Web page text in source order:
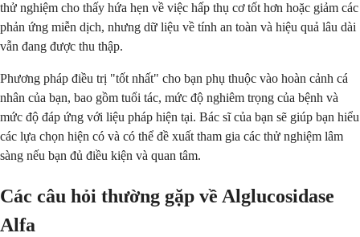
thử nghiệm cho thấy hứa hẹn về việc hấp thụ cơ tốt hơn hoặc giảm các
phản ứng miễn dịch, nhưng dữ liệu về tính an toàn và hiệu quả lâu dài
vẫn đang được thu thập.
Phương pháp điều trị "tốt nhất" cho bạn phụ thuộc vào hoàn cảnh cá
nhân của bạn, bao gồm tuổi tác, mức độ nghiêm trọng của bệnh và
mức độ đáp ứng với liệu pháp hiện tại. Bác sĩ của bạn sẽ giúp bạn hiểu
các lựa chọn hiện có và có thể đề xuất tham gia các thử nghiệm lâm
sàng nếu bạn đủ điều kiện và quan tâm.
Các câu hỏi thường gặp về Alglucosidase
Alfa